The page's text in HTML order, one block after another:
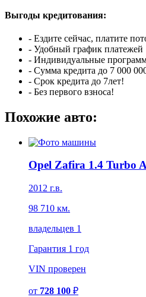
Выгоды кредитования:
- Ездите сейчас, платите
- Удобный график платежей
- Индивидуальные
- Сумма кредита до 7 000
- Срок кредита до 7лет!
- Без первого взноса!
Похожие авто:
Opel Zafira 1.4 Turbo
2012 г.в.
98 710 км.
владельцев 1
Гарантия 1 год
VIN проверен
от 728 100 ₽